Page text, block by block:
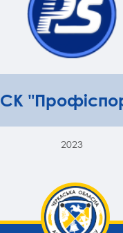
СК
2023